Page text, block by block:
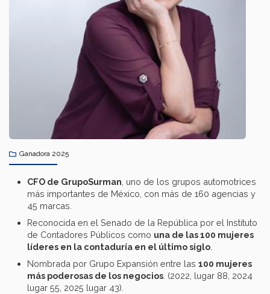
Ganadora 2025
CFO de GrupoSurman , uno de los grupos automotrices
más importantes de México, con más de 160 agencias y
45 marcas.​
Reconocida en el Senado de la República por el Instituto
de Contadores Públicos como una de las 100 mujeres
líderes en la contaduría en el último siglo
Nombrada por Grupo Expansión entre las 100 mujeres
más poderosas de los negocios . (2022, lugar 88, 2024
lugar 55, 2025 lugar 43).​